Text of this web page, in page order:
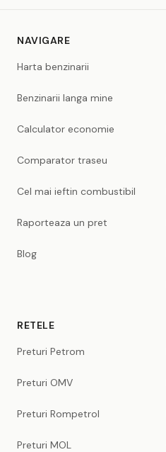
NAVIGARE
Harta benzinarii
Benzinarii langa mine
Calculator economie
Comparator traseu
Cel mai ieftin combustibil
Raporteaza un pret
Blog
RETELE
Preturi Petrom
Preturi OMV
Preturi Rompetrol
Preturi MOL